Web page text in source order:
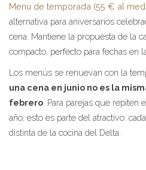
Menú de temporada (55 € al
alternativa para aniversarios
cena. Mantiene la propuesta de la
compacto, perfecto para fechas en
Los menús se renuevan con la
una cena en junio no es la
febrero . Para parejas que
año, esto es parte del atractivo:
distinta de la cocina del Delta.